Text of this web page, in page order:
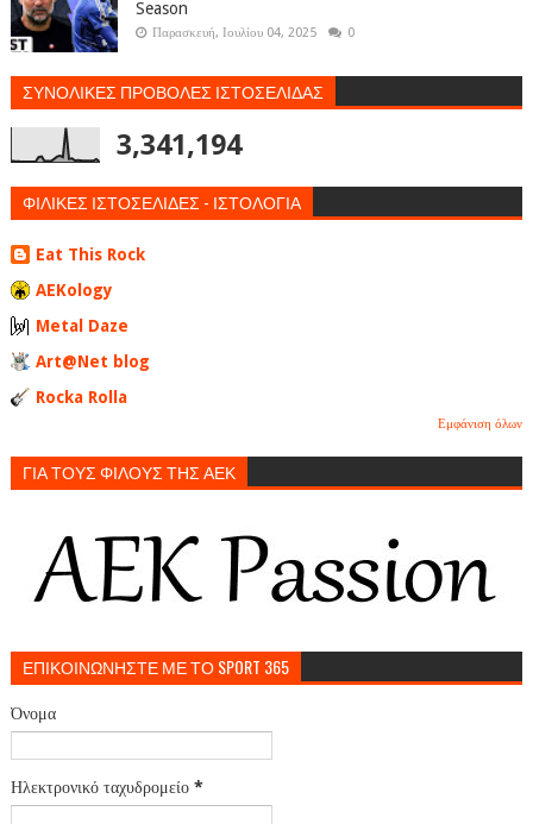
Season
Παρασκευή, Ιουλίου 04, 2025 0
ΣΥΝΟΛΙΚΕΣ ΠΡΟΒΟΛΕΣ ΙΣΤΟΣΕΛΙΔΑΣ
3,341,194
ΦΙΛΙΚΕΣ ΙΣΤΟΣΕΛΙΔΕΣ - ΙΣΤΟΛΟΓΙΑ
Eat This Rock
AEKology
Metal Daze
Art@Net blog
Rocka Rolla
Εμφάνιση όλων
ΓΙΑ ΤΟΥΣ ΦΙΛΟΥΣ ΤΗΣ ΑΕΚ
ΕΠΙΚΟΙΝΩΝΗΣΤΕ ΜΕ ΤΟ SPORT 365
Όνομα
Ηλεκτρονικό ταχυδρομείο *